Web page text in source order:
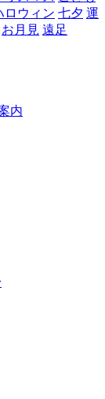
ロウィン 七夕 運
お月見 遠足